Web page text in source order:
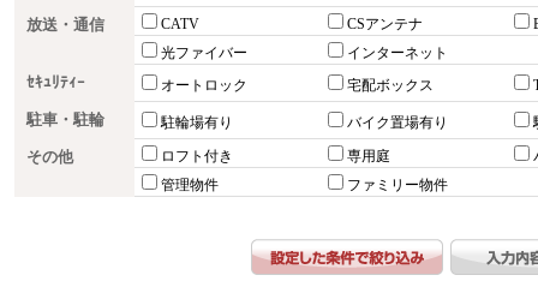
放送・通信 CATV CSアンテナ
光ファイバー
インターネット
ｾｷｭﾘﾃｨｰ オートロック 宅配ボックス
駐車・駐輪 駐輪場有り バイク置場有り
その他 ロフト付き 専用庭
管理物件
ファミリー物件